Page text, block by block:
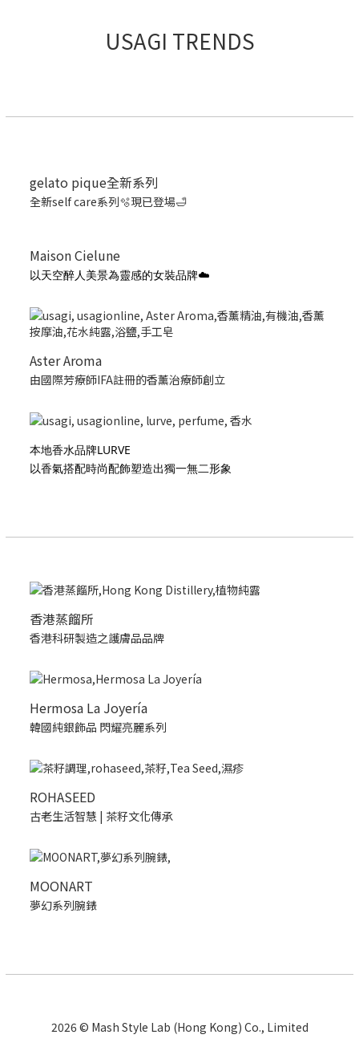
USAGI TRENDS
gelato pique全新系列
全新self care系列🫧現已登場🛁
Maison Cielune
以天空醉人美景為靈感的女裝品牌☁️
Aster Aroma
由國際芳療師IFA註冊的香薰治療師創立
本地香水品牌LURVE
以香氣搭配時尚配飾塑造出獨一無二形象
香港蒸餾所
香港科研製造之護膚品品牌
Hermosa La Joyería
韓國純銀飾品 閃耀亮麗系列
ROHASEED
古老生活智慧 | 茶籽文化傳承
MOONART
夢幻系列腕錶
2026 © Mash Style Lab (Hong Kong) Co., Limited